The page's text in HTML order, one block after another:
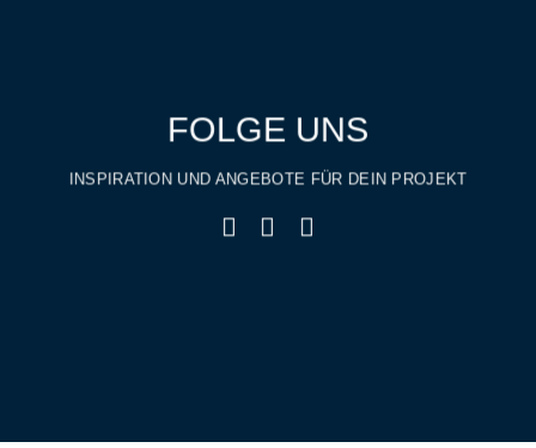
FOLGE UNS
INSPIRATION UND ANGEBOTE FÜR DEIN PROJEKT